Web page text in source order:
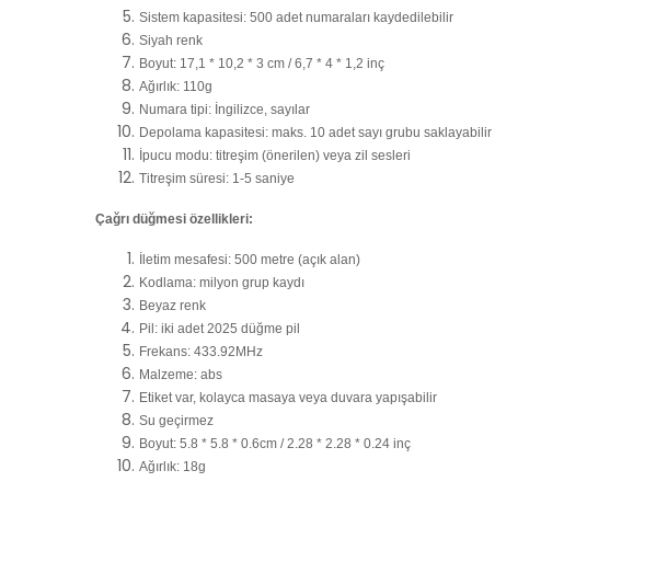
Sistem kapasitesi: 500 adet numaraları kaydedilebilir
Siyah renk
Boyut: 17,1 * 10,2 * 3 cm / 6,7 * 4 * 1,2 inç
Ağırlık: 110g
Numara tipi: İngilizce, sayılar
Depolama kapasitesi: maks. 10 adet sayı grubu saklayabilir
İpucu modu: titreşim (önerilen) veya zil sesleri
Titreşim süresi: 1-5 saniye
Çağrı düğmesi özellikleri:
İletim mesafesi: 500 metre (açık alan)
Kodlama: milyon grup kaydı
Beyaz renk
Pil: iki adet 2025 düğme pil
Frekans: 433.92MHz
Malzeme: abs
Etiket var, kolayca masaya veya duvara yapışabilir
Su geçirmez
Boyut: 5.8 * 5.8 * 0.6cm / 2.28 * 2.28 * 0.24 inç
Ağırlık: 18g